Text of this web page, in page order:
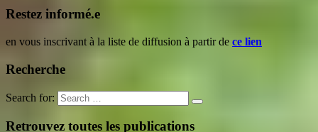
Restez informé.e
en vous inscrivant à la liste de diffusion à partir de ce lien
Recherche
Search for:
Retrouvez toutes les publications